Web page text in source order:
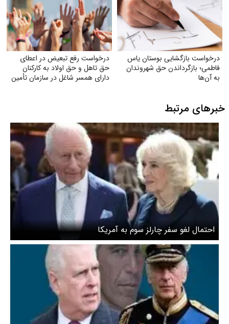
درخواست بازگشایی بوستان یاس
فاطمی؛ بازگرداندن حق شهروندان
به آن‌ها
درخواست رفع تبعیض در اعطای
حق تاهل و حق اولاد به کارکنان
دارای همسر شاغل در سازمان تأمین
خبرهای مرتبط
احتمال لغو سفر چارلز سوم به آمریکا